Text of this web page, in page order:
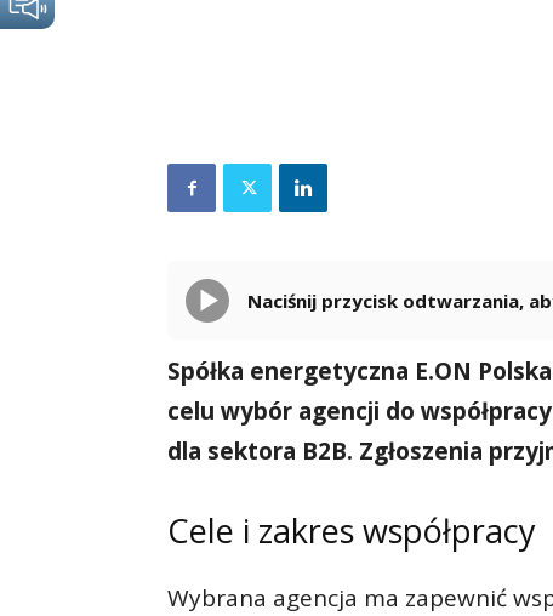
Naciśnij przycisk odtwarzania,
Spółka energetyczna E.ON
celu wybór agencji do
dla sektora B2B. Zgłoszenia
Cele i zakres współpracy
Wybrana agencja ma zapewnić